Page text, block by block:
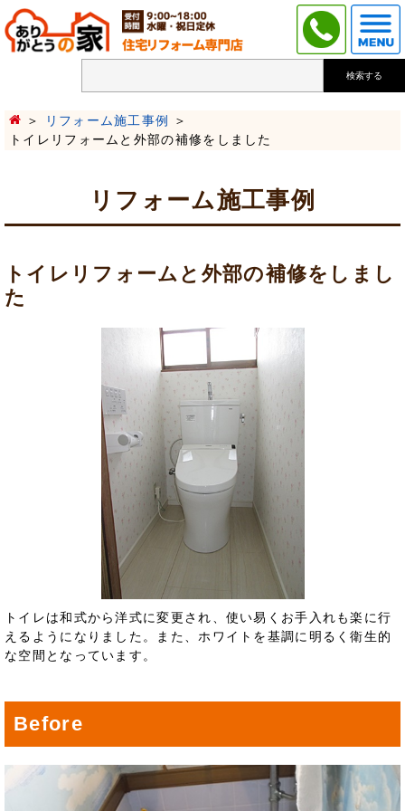
検索する
リフォーム施工事例
トイレリフォームと外部の補修をしました
リフォーム施工事例
トイレリフォームと外部の補修をしまし
た
トイレは和式から洋式に変更され、使い易くお手入れも楽に行
えるようになりました。また、ホワイトを基調に明るく衛生的
な空間となっています。
Before